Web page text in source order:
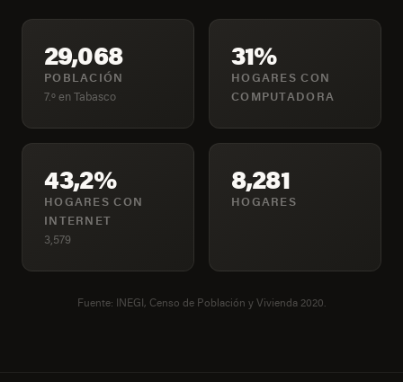
29,068
POBLACIÓN
7.º en Tabasco
31%
HOGARES CON
COMPUTADORA
43,2%
HOGARES CON
INTERNET
3,579
8,281
HOGARES
Fuente: INEGI, Censo de Población y Vivienda 2020.